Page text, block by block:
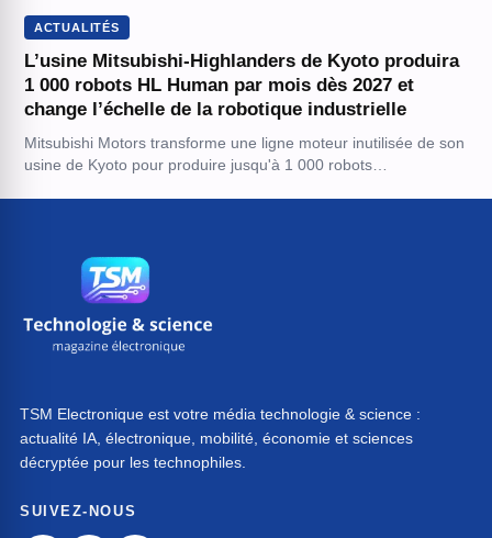
ACTUALITÉS
L’usine Mitsubishi-Highlanders de Kyoto produira
1 000 robots HL Human par mois dès 2027 et
change l’échelle de la robotique industrielle
Mitsubishi Motors transforme une ligne moteur inutilisée de son
usine de Kyoto pour produire jusqu'à 1 000 robots…
TSM Electronique est votre média technologie & science :
actualité IA, électronique, mobilité, économie et sciences
décryptée pour les technophiles.
SUIVEZ-NOUS